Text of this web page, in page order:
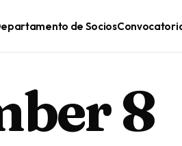
de Socios
8